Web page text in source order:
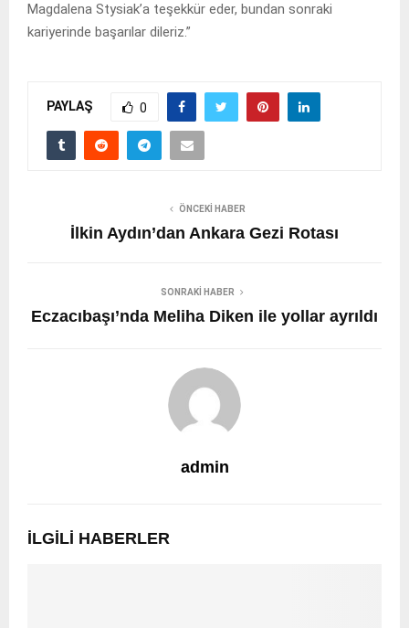
Magdalena Stysiak’a teşekkür eder, bundan sonraki
kariyerinde başarılar dileriz.”
PAYLAŞ 0
ÖNCEKI HABER
İlkin Aydın’dan Ankara Gezi Rotası
SONRAKI HABER
Eczacıbaşı’nda Meliha Diken ile yollar ayrıldı
admin
İLGILI HABERLER